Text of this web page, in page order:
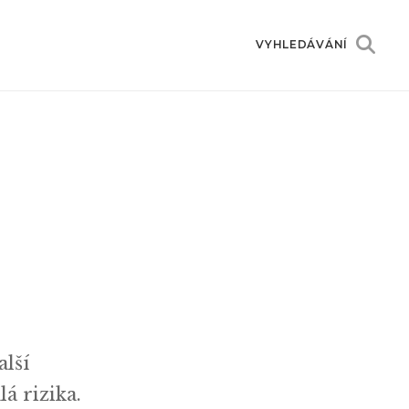
VYHLEDÁVÁNÍ
rizika.